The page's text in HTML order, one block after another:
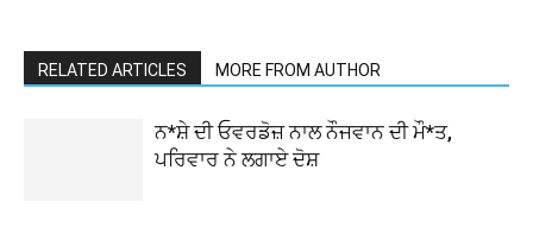
RELATED ARTICLES MORE FROM AUTHOR
ਨ*ਸ਼ੇ ਦੀ ਓਵਰਡੋਜ਼ ਨਾਲ ਨੌਜਵਾਨ ਦੀ ਮੌ*ਤ,
ਪਰਿਵਾਰ ਨੇ ਲਗਾਏ ਦੋਸ਼